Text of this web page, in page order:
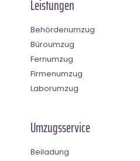
Leistungen
Behördenumzug
Büroumzug
Fernumzug
Firmenumzug
Laborumzug
Umzugsservice
Beiladung